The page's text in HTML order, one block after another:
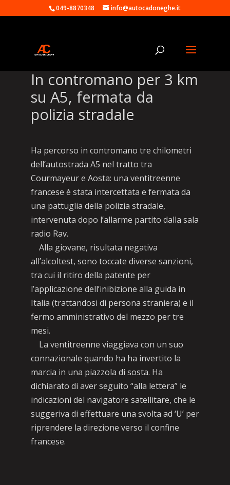
049-8870348 info@autocadoneghe.it
In contromano per 3 km
su A5, fermata da
polizia stradale
Ha percorso in contromano tre chilometri
dell’autostrada A5 nel tratto tra
Courmayeur e Aosta: una ventitreenne
francese è stata intercettata e fermata da
una pattuglia della polizia stradale,
intervenuta dopo l’allarme partito dalla sala
radio Rav.
Alla giovane, risultata negativa
all’alcoltest, sono toccate diverse sanzioni,
tra cui il ritiro della patente per
l’applicazione dell’inibizione alla guida in
Italia (trattandosi di persona straniera) e il
fermo amministrativo del mezzo per tre
mesi.
La ventitreenne viaggiava con un suo
connazionale quando ha ha invertito la
marcia in una piazzola di sosta. Ha
dichiarato di aver seguito “alla lettera” le
indicazioni del navigatore satellitare, che le
suggeriva di effettuare una svolta ad ‘U’ per
riprendere la direzione verso il confine
francese.